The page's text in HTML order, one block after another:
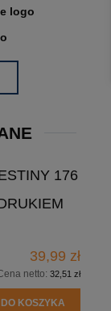
logo
176
39,99 zł
netto: 32,51 zł
DO KOSZYKA